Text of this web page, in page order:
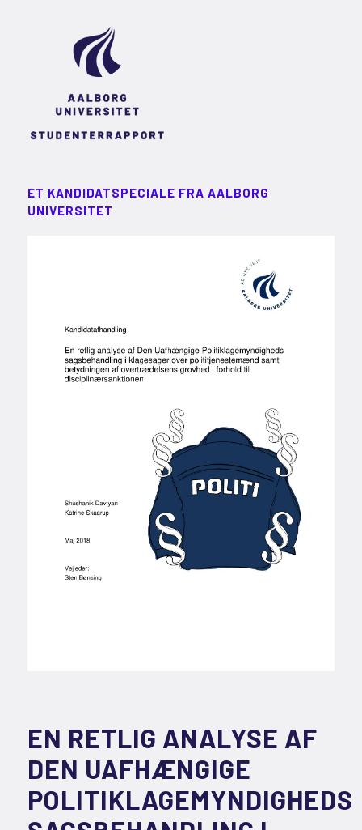
ET KANDIDATSPECIALE FRA AALBORG
UNIVERSITET
EN RETLIG ANALYSE AF
DEN UAFHÆNGIGE
POLITIKLAGEMYNDIGHEDS